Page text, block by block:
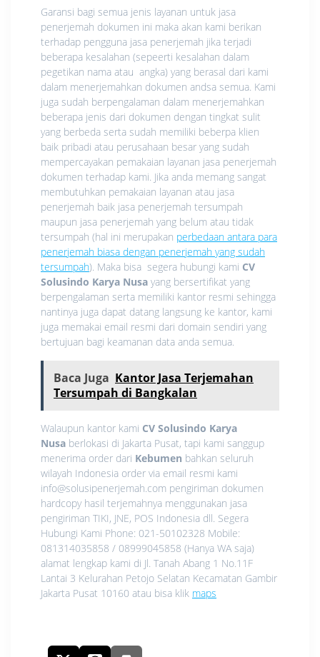
Garansi bagi semua jenis layanan untuk jasa
penerjemah dokumen ini maka akan kami berikan
terhadap pengguna jasa penerjemah jika terjadi
beberapa kesalahan (sepeerti kesalahan dalam
pegetikan nama atau angka) yang berasal dari kami
dalam menerjemahkan dokumen andsa semua. Kami
juga sudah berpengalaman dalam menerjemahkan
beberapa jenis dari dokumen dengan tingkat sulit
yang berbeda serta sudah memiliki beberpa klien
baik pribadi atau perusahaan besar yang sudah
mempercayakan pemakaian layanan jasa penerjemah
dokumen terhadap kami. Jika anda memang sangat
membutuhkan pemakaian layanan atau jasa
penerjemah baik jasa penerjemah tersumpah
maupun jasa penerjemah yang belum atau tidak
tersumpah (hal ini merupakan perbedaan antara para
penerjemah biasa dengan penerjemah yang sudah
tersumpah). Maka bisa segera hubungi kami CV
Solusindo Karya Nusa yang bersertifikat yang
berpengalaman serta memiliki kantor resmi sehingga
nantinya juga dapat datang langsung ke kantor, kami
juga memakai email resmi dari domain sendiri yang
bertujuan bagi keamanan data anda semua.
Baca Juga Kantor Jasa Terjemahan
Tersumpah di Bangkalan
Walaupun kantor kami CV Solusindo Karya
Nusa berlokasi di Jakarta Pusat, tapi kami sanggup
menerima order dari Kebumen bahkan seluruh
wilayah Indonesia order via email resmi kami
info@solusipenerjemah.com pengiriman dokumen
hardcopy hasil terjemahnya menggunakan jasa
pengiriman TIKI, JNE, POS Indonesia dll. Segera
Hubungi Kami Phone: 021-50102328 Mobile:
081314035858 / 08999045858 (Hanya WA saja)
alamat lengkap kami di Jl. Tanah Abang 1 No.11F
Lantai 3 Kelurahan Petojo Selatan Kecamatan Gambir
Jakarta Pusat 10160 atau bisa klik maps